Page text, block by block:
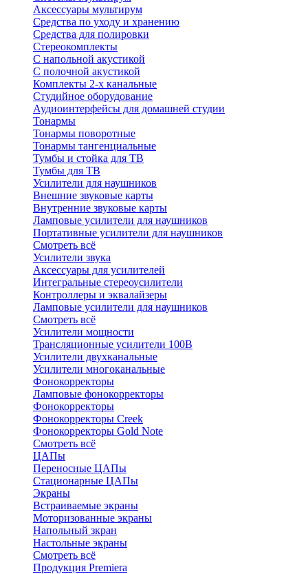
Аксессуары мультирум
Средства по уходу и хранению
Средства для полировки
Стереокомплекты
C напольной акустикой
C полочной акустикой
Комплекты 2-х канальные
Студийное оборудование
Аудиоинтерфейсы для домашней студии
Тонармы
Тонармы поворотные
Тонармы тангенциальные
Тумбы и стойка для ТВ
Тумбы для ТВ
Усилители для наушников
Внешние звуковые карты
Внутренние звуковые карты
Ламповые усилители для наушников
Портативные усилители для наушников
Смотреть всё
Усилители звука
Аксессуары для усилителей
Интегральные стереоусилители
Контроллеры и эквалайзеры
Ламповые усилители для наушников
Смотреть всё
Усилители мощности
Трансляционные усилители 100В
Усилители двухканальные
Усилители многоканальные
Фонокорректоры
Ламповые фонокорректоры
Фонокорректоры
Фонокорректоры Creek
Фонокорректоры Gold Note
Смотреть всё
ЦАПы
Переносные ЦАПы
Стационарные ЦАПы
Экраны
Встраиваемые экраны
Моторизованные экраны
Напольный зкран
Настольные экраны
Смотреть всё
Продукция Premiera